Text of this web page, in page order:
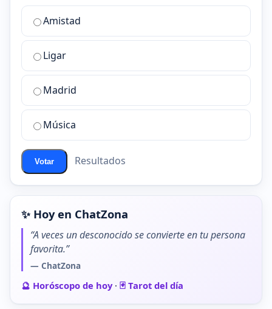
¿Cuál
la
mejor
sala
chat
ChatZona?
Amistad
Ligar
Madrid
Música
Votar Resultados
✨ Hoy en ChatZona
“A veces un desconocido se convierte en tu persona
favorita.”
— ChatZona
🔮 Horóscopo de hoy· 🃏 Tarot del día